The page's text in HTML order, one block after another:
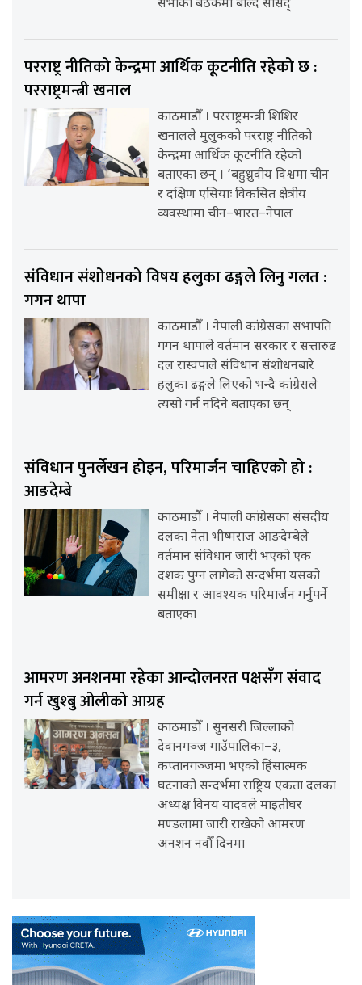
सभाको बैठकमा बोल्दै सांसद्
परराष्ट्र नीतिको केन्द्रमा आर्थिक कूटनीति रहेको छ :
परराष्ट्रमन्त्री खनाल
काठमाडौँ । परराष्ट्रमन्त्री शिशिर
खनालले मुलुकको परराष्ट्र नीतिको
केन्द्रमा आर्थिक कूटनीति रहेको
बताएका छन् । ‘बहुध्रुवीय विश्वमा चीन
र दक्षिण एसियाः विकसित क्षेत्रीय
व्यवस्थामा चीन–भारत–नेपाल
संविधान संशोधनको विषय हलुका ढङ्गले लिनु गलत :
गगन थापा
काठमाडौँ । नेपाली कांग्रेसका सभापति
गगन थापाले वर्तमान सरकार र सत्तारुढ
दल रास्वपाले संविधान संशोधनबारे
हलुका ढङ्गले लिएको भन्दै कांग्रेसले
त्यसो गर्न नदिने बताएका छन्
संविधान पुनर्लेखन होइन, परिमार्जन चाहिएको हो :
आङदेम्बे
काठमाडौँ । नेपाली कांग्रेसका संसदीय
दलका नेता भीष्मराज आङदेम्बेले
वर्तमान संविधान जारी भएको एक
दशक पुग्न लागेको सन्दर्भमा यसको
समीक्षा र आवश्यक परिमार्जन गर्नुपर्ने
बताएका
आमरण अनशनमा रहेका आन्दोलनरत पक्षसँग संवाद
गर्न खुश्बु ओलीको आग्रह
काठमाडौँ । सुनसरी जिल्लाको
देवानगञ्ज गाउँपालिका–३,
कप्तानगञ्जमा भएको हिंसात्मक
घटनाको सन्दर्भमा राष्ट्रिय एकता दलका
अध्यक्ष विनय यादवले माइतीघर
मण्डलामा जारी राखेको आमरण
अनशन नवौँ दिनमा